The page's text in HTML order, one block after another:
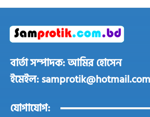
বার্তা সম্পাদক: আমির হোসেন
ইমেইল: samprotik@hotmail.com
যোগাযোগ: